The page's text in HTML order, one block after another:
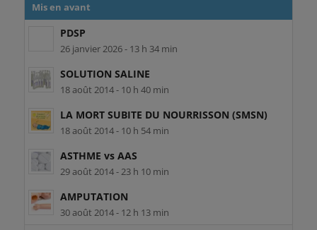
Mis en avant
PDSP
26 janvier 2026 - 13 h 34 min
SOLUTION SALINE
18 août 2014 - 10 h 40 min
LA MORT SUBITE DU NOURRISSON (SMSN)
18 août 2014 - 10 h 54 min
ASTHME vs AAS
29 août 2014 - 23 h 10 min
AMPUTATION
30 août 2014 - 12 h 13 min